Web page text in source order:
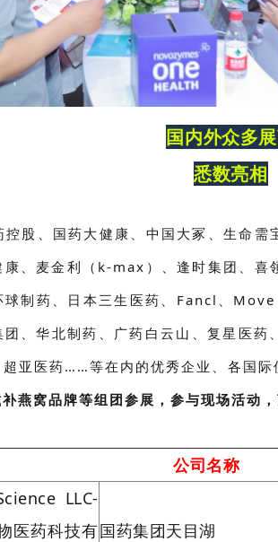
国内外众多
悉数亮相
控股、国药大健康、中国大冢、生命
康、麦金利（k-max）、逢时集团、喜
制药、日本三生医药、Fancl、Move
、华北制药、广药白云山、复星医
亚医药……等在内的优秀企业、各国际
燕窝品牌等组团参展，参与现场活动，
公司名称
LLC-
医药科技有国药集团天目湖